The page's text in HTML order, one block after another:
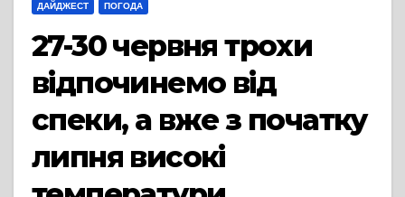
ДАЙДЖЕСТ ПОГОДА
27-30 червня трохи
відпочинемо від
спеки, а вже з початку
липня високі